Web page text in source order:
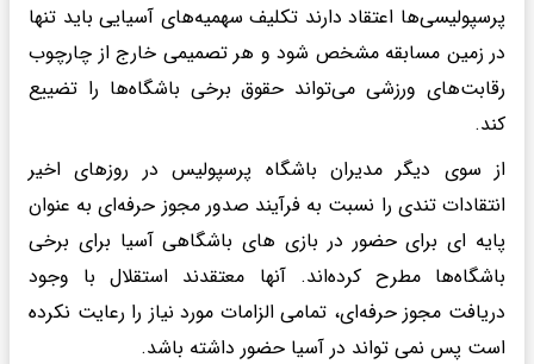
پرسپولیسی‌ها اعتقاد دارند تکلیف سهمیه‌های آسیایی باید تنها
در زمین مسابقه مشخص شود و هر تصمیمی خارج از چارچوب
رقابت‌های ورزشی می‌تواند حقوق برخی باشگاه‌ها را تضییع
کند.
از سوی دیگر مدیران باشگاه پرسپولیس در روزهای اخیر
انتقادات تندی را نسبت به فرآیند صدور مجوز حرفه‌ای به عنوان
پایه ای برای حضور در بازی های باشگاهی آسیا برای برخی
باشگاه‌ها مطرح کرده‌اند. آنها معتقدند استقلال با وجود
دریافت مجوز حرفه‌ای، تمامی الزامات مورد نیاز را رعایت نکرده
است پس نمی تواند در آسیا حضور داشته باشد.